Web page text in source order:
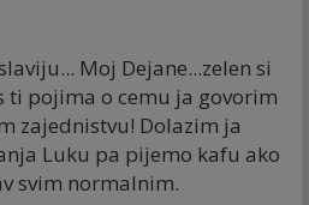
Moj Dejane...zelen si
ti pojima o cemu ja govorim
zajednistvu! Dolazim ja
Luku pa pijemo kafu ako
svim normalnim.